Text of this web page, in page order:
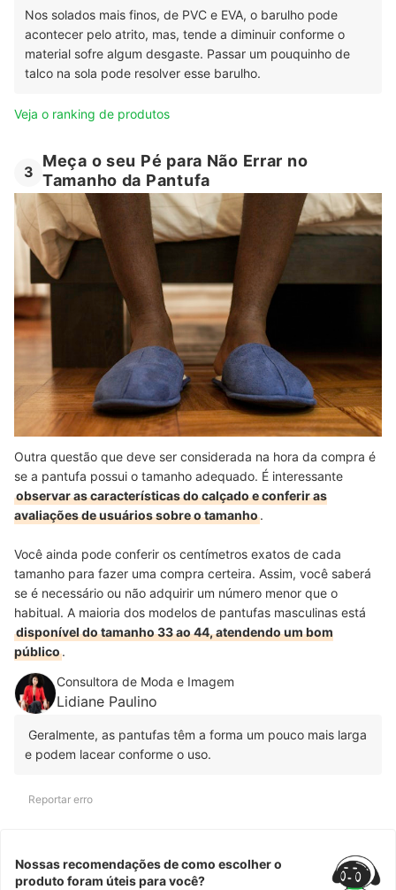
Nos solados mais finos, de PVC e EVA, o barulho pode
acontecer pelo atrito, mas, tende a diminuir conforme o
material sofre algum desgaste. Passar um pouquinho de
talco na sola pode resolver esse barulho.
Veja o ranking de produtos
3
Meça o seu Pé para Não Errar no
Tamanho da Pantufa
Outra questão que deve ser considerada na hora da compra é
se a pantufa possui o tamanho adequado. É interessante
observar as características do calçado e conferir as
avaliações de usuários sobre o tamanho.
Você ainda pode conferir os centímetros exatos de cada
tamanho para fazer uma compra certeira. Assim, você saberá
se é necessário ou não adquirir um número menor que o
habitual. A maioria dos modelos de pantufas masculinas está
disponível do tamanho 33 ao 44, atendendo um bom
público.
Consultora de Moda e Imagem
Lidiane Paulino
Geralmente, as pantufas têm a forma um pouco mais larga
e podem lacear conforme o uso.
Reportar erro
Nossas recomendações de como escolher o
produto foram úteis para você?